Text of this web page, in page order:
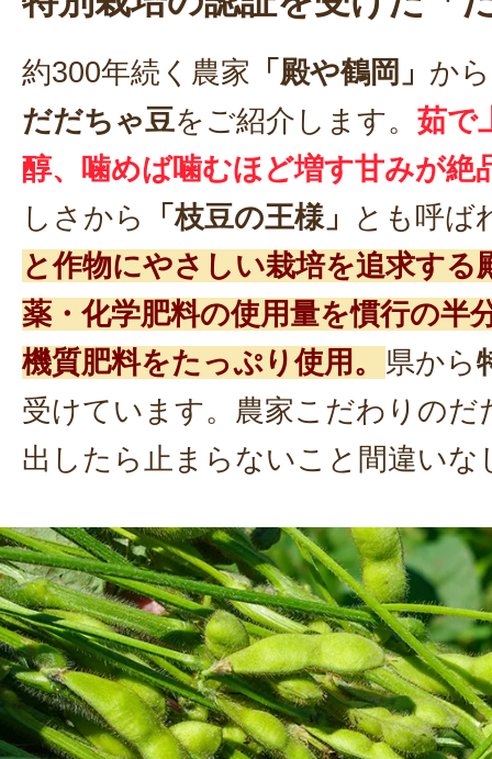
約300年続く農家 「殿や鶴岡」 か
だだちゃ豆をご紹介します。 茹で
醇、噛めば噛むほど増す甘みが絶
しさから
「枝豆の王様」
とも呼ば
と作物にやさしい栽培を追求する
薬・化学肥料の使用量を慣行の半
機質肥料をたっぷり使用。 県から
受けています。農家こだわりのだ
出したら止まらないこと間違いな